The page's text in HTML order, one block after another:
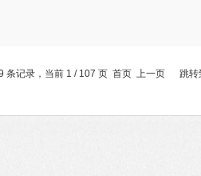
条记录，当前 1 / 107 页 首页 上一页 跳转